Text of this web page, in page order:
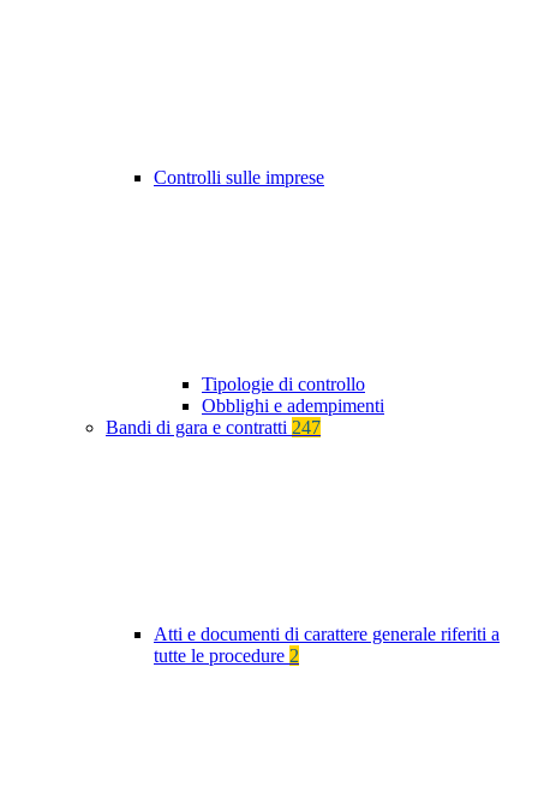
Controlli sulle imprese
Tipologie di controllo
Obblighi e adempimenti
Bandi di gara e contratti 247
Atti e documenti di carattere generale riferiti a
tutte le procedure 2